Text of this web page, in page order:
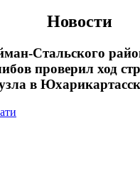
Новости
Стальского
проверил ход
в